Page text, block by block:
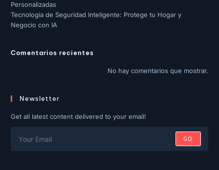
Personalizadas
Tecnología de Seguridad Inteligente: Protege tu Hogar y
Negocio con IA
Comentarios recientes
No hay comentarios que mostrar.
Newsletter
Get all latest content delivered to your email!
GO